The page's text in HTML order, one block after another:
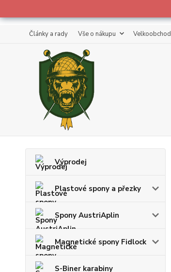
Články a rady Vše o nákupu Velkoobchod
Výprodej
Plastové spony a přezky
Spony AustriAplin
Magnetické spony Fidlock
S-Biner karabiny